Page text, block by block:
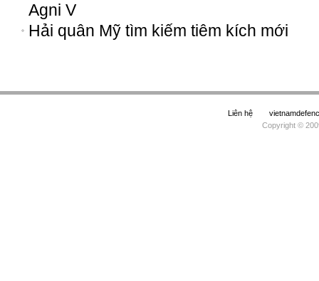
Agni V
Hải quân Mỹ tìm kiếm tiêm kích mới
Liên hệ
Copyright ©